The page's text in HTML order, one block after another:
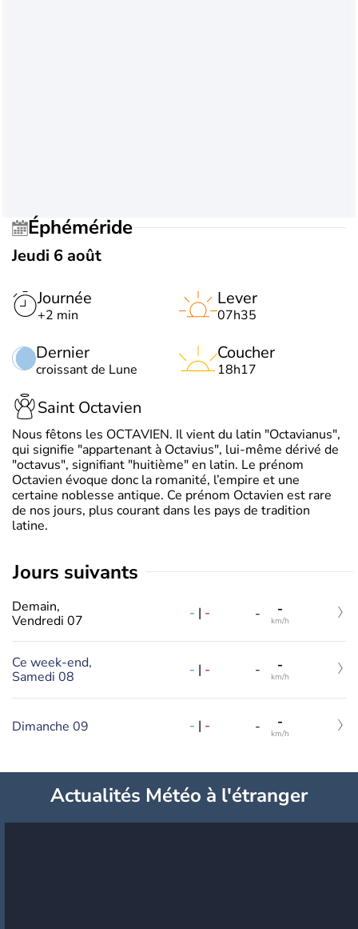
Éphéméride
Jeudi 6 août
Journée
+2 min
Dernier
croissant de Lune
Lever
07h35
Coucher
18h17
Saint Octavien
Nous fêtons les OCTAVIEN. Il vient du latin "Octavianus",
qui signifie "appartenant à Octavius", lui-même dérivé de
"octavus", signifiant "huitième" en latin. Le prénom
Octavien évoque donc la romanité, l’empire et une
certaine noblesse antique. Ce prénom Octavien est rare
de nos jours, plus courant dans les pays de tradition
latine.
jours suivants
Demain,
Vendredi 07
- | - - -
km/h
Ce week-end,
Samedi 08
- | - - -
km/h
Dimanche 09 - | - - -
km/h
Actualités Météo à l'étranger